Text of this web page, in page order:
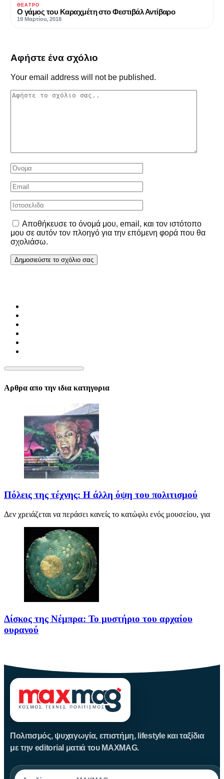
ΘΈΑΤΡΟ
Ο γάμος του Καραχμέτη στο Φεστιβάλ Αντίβαρο
19 Μαρτίου, 2018
Αφήστε ένα σχόλιο
Your email address will not be published.
Αποθήκευσε το όνομά μου, email, και τον ιστότοπο
μου σε αυτόν τον πλοηγό για την επόμενη φορά που θα
σχολιάσω.
Αρθρα απο την ιδια κατηγορια
Πόλεις της τέχνης: Η άλλη όψη του πολιτισμού
Δεν χρειάζεται να περάσει κανείς το κατώφλι ενός μουσείου, για
Δίσκος της Νέμπρα: Το μυστήριο του αρχαίου
ουρανού
Πολιτισμός, ψυχαγωγία, επιστήμη, lifestyle και ταξίδια
με την editorial ματιά του MAXMAG.
Αναζήτηση